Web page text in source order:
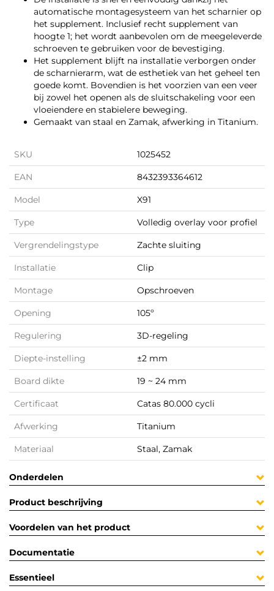
automatische montagesysteem van het scharnier op
het supplement. Inclusief recht supplement van
hoogte 1; het wordt aanbevolen om de meegeleverde
schroeven te gebruiken voor de bevestiging.
Het supplement blijft na installatie verborgen onder
de scharnierarm, wat de esthetiek van het geheel ten
goede komt. Bovendien is het voorzien van een veer
bij zowel het openen als de sluitschakeling voor een
vloeiendere en stabielere beweging.
Gemaakt van staal en Zamak, afwerking in Titanium.
SKU 1025452
EAN 8432393364612
Model X91
Type Volledig overlay voor profiel
Vergrendelingstype Zachte sluiting
Installatie Clip
Montage Opschroeven
Opening 105º
Regulering 3D-regeling
Diepte-instelling ±2 mm
Board dikte 19 ~ 24 mm
Certificaat Catas 80.000 cycli
Afwerking Titanium
Materiaal Staal, Zamak
Onderdelen
Product beschrijving
Voordelen van het product
Documentatie
Essentieel